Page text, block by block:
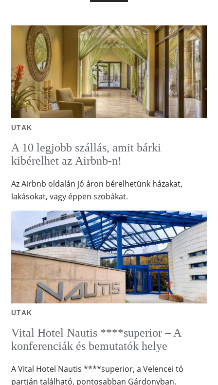
UTAK
A 10 legjobb szállás, amit bárki
kibérelhet az Airbnb-n!
Az Airbnb oldalán jó áron bérelhetünk házakat,
lakásokat, vagy éppen szobákat.
UTAK
Vital Hotel Nautis ****superior – A
konferenciák és bemutatók helye
A Vital Hotel Nautis ****superior, a Velencei tó
partján található, pontosabban Gárdonyban.